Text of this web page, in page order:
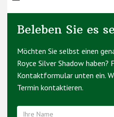
Beleben Sie es
Möchten Sie selbst einen
Royce Silver Shadow haben?
Kontaktformular unten ein.
Termin kontaktieren.